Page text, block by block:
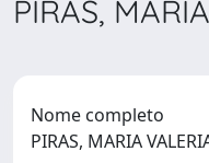
PIRAS,
Nome completo
PIRAS, MARIA